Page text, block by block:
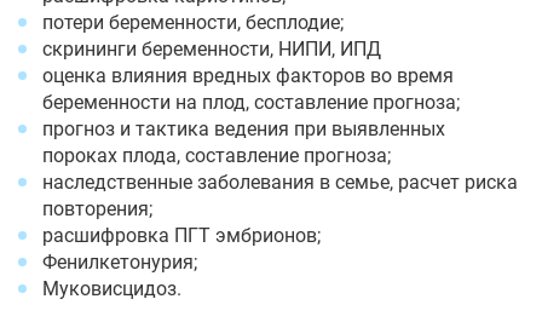
потери беременности, бесплодие;
скрининги беременности, НИПИ, ИПД
оценка влияния вредных факторов во время
беременности на плод, составление прогноза;
прогноз и тактика ведения при выявленных
пороках плода, составление прогноза;
наследственные заболевания в семье, расчет риска
повторения;
расшифровка ПГТ эмбрионов;
Фенилкетонурия;
Муковисцидоз.